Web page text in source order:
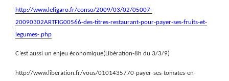
http://www.lefigaro.fr/conso/2009/03/02/05007-
20090302ARTFIG00566-des-titres-restaurant-pour-payer-ses-fruits-et-
legumes-.php
C’est aussi un enjeu économique(Libération-8h du 3/3/9)
http://www.liberation.fr/vous/0101435770-payer-ses-tomates-en-